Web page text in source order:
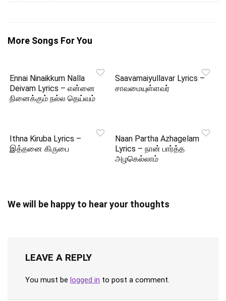
More Songs For You
Ennai Ninaikkum Nalla
Deivam Lyrics – என்னை
நினைக்கும் நல்ல தெய்வம்
Saavamaiyullavar Lyrics –
சாவமையுள்ளவர்
Ithna Kiruba Lyrics –
இத்தனை கிருபை
Naan Partha Azhagelam
Lyrics – நான் பார்த்த
அழகெல்லாம்
We will be happy to hear your thoughts
LEAVE A REPLY
You must be logged in to post a comment.